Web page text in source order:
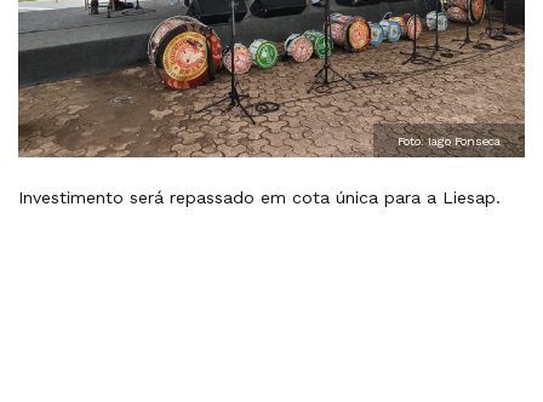
Foto: Iago Fonseca
Investimento será repassado em cota única para a Liesap.